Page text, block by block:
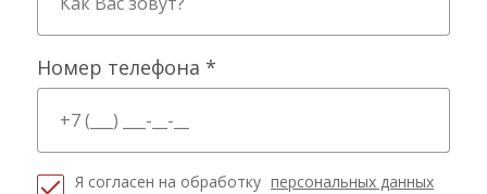
Номер телефона *
Я согласен на обработку персональных данных